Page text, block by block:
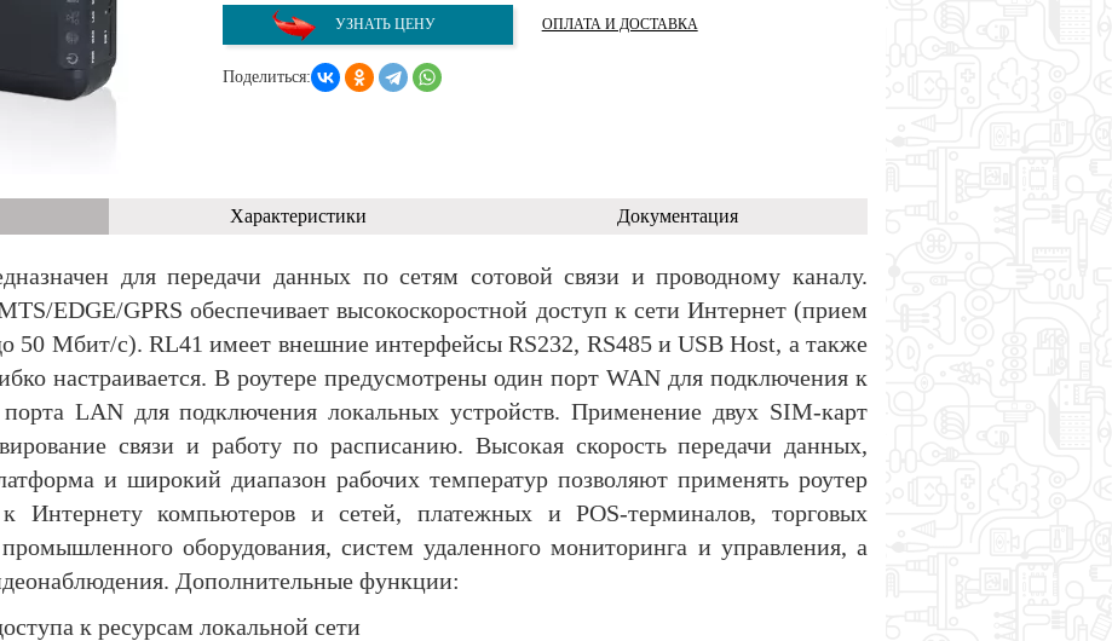
УЗНАТЬ ЦЕНУ ОПЛАТА И ДОСТАВКА
Поделиться:
Характеристики Документация
для передачи данных по сетям сотовой связи и проводному каналу.
EDGE/GPRS обеспечивает высокоскоростной доступ к сети Интернет (прием
50 Мбит/с). RL41 имеет внешние интерфейсы RS232, RS485 и USB Host, а также
настраивается. В роутере предусмотрены один порт WAN для подключения к
LAN для подключения локальных устройств. Применение двух SIM-карт
связи и работу по расписанию. Высокая скорость передачи данных,
и широкий диапазон рабочих температур позволяют применять роутер
Интернету компьютеров и сетей, платежных и POS-терминалов, торговых
оборудования, систем удаленного мониторинга и управления, а
Дополнительные функции:
к ресурсам локальной сети